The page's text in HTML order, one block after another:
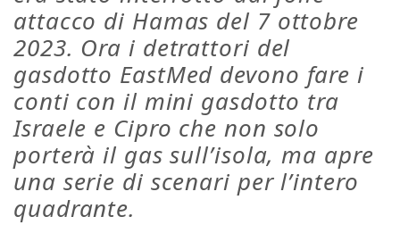
attacco di Hamas del 7 ottobre
2023. Ora i detrattori del
gasdotto EastMed devono fare i
conti con il mini gasdotto tra
Israele e Cipro che non solo
porterà il gas sull’isola, ma apre
una serie di scenari per l’intero
quadrante.